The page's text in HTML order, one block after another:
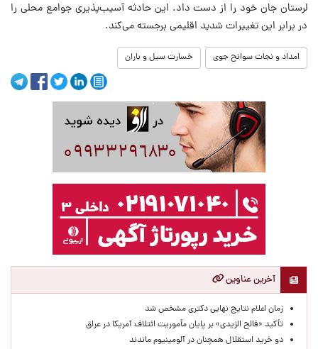
لرستان جان خود را از دست داد. این حادثه آسیب‌پذیری جوامع محلی را
در برابر این تغییرات شدید اقلیمی برجسته می‌کند.
امداد و نجات سوانح جوی خسارت سیل و باران
آخرین عناوین
زمان اعلام نتایج نهایی دکتری مشخص شد
تأکید «فالح الزیدی» بر پایان مأموریت ائتلاف آمریکا در عراق
دو خرید استقلال همچنان در آلومینیوم ماندند